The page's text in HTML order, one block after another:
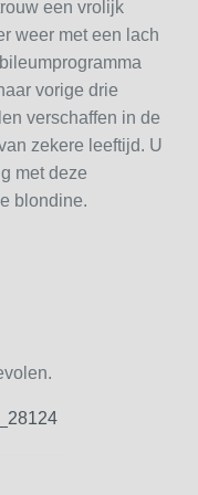
een vrolijk
weer met een lach
vorige drie
verschaffen in de
zekere leeftijd. U
met deze
blondine.